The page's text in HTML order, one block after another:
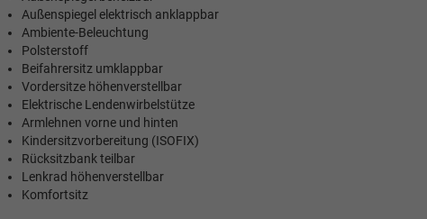
Außenspiegel elektrisch anklappbar
Ambiente-Beleuchtung
Polsterstoff
Beifahrersitz umklappbar
Vordersitze höhenverstellbar
Elektrische Lendenwirbelstütze
Armlehnen vorne und hinten
Kindersitzvorbereitung (ISOFIX)
Rücksitzbank teilbar
Lenkrad höhenverstellbar
Komfortsitz